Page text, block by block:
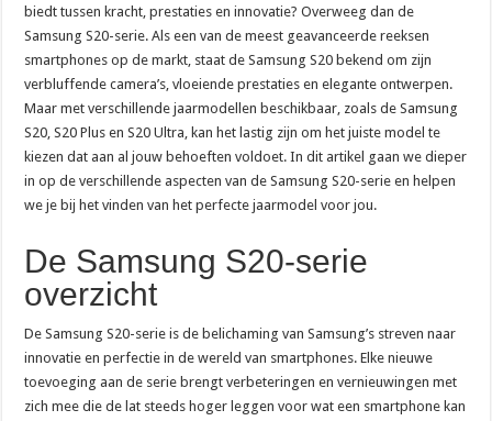
088 nummer kosten: wat betaal je als beller en als bedrijf?
085 888 nummer: wat is het en wat moet je ermee?
0900 8844: het niet-spoednummer van de politie uitgelegd
+31 20 808 56 06: waarom belt dit nummer en wat moet je doen?
0900 nummer kosten: wat betaal je en hoe zit het precies?
0900 ov 9292: wat kost het en wanneer bel je dit nummer?
0900 9292: het telefoonnummer voor reisinfo in het ov
Is 088 gratis? Wat je betaalt voor een 088-nummer
Telefoniekosten vergelijken: zo weet je of je te veel betaalt
070 2079487: wat is dit nummer en wie zit erachter?
06:06 op je klok: wat betekent dit engelengetal?
biedt tussen kracht, prestaties en innovatie? Overweeg dan de
Samsung S20-serie. Als een van de meest geavanceerde reeksen
smartphones op de markt, staat de Samsung S20 bekend om zijn
verbluffende camera’s, vloeiende prestaties en elegante ontwerpen.
Maar met verschillende jaarmodellen beschikbaar, zoals de Samsung
S20, S20 Plus en S20 Ultra, kan het lastig zijn om het juiste model te
kiezen dat aan al jouw behoeften voldoet. In dit artikel gaan we dieper
in op de verschillende aspecten van de Samsung S20-serie en helpen
we je bij het vinden van het perfecte jaarmodel voor jou.
De Samsung S20-serie
overzicht
De Samsung S20-serie is de belichaming van Samsung’s streven naar
innovatie en perfectie in de wereld van smartphones. Elke nieuwe
toevoeging aan de serie brengt verbeteringen en vernieuwingen met
zich mee die de lat steeds hoger leggen voor wat een smartphone kan